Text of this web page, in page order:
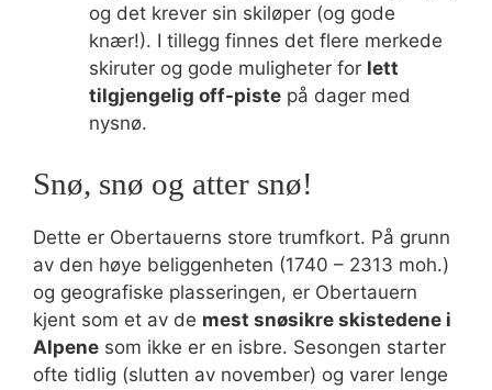
og det krever sin skiløper (og gode
knær!). I tillegg finnes det flere merkede
skiruter og gode muligheter for lett
tilgjengelig off-piste på dager med
nysnø.
Snø, snø og atter snø!
Dette er Obertauerns store trumfkort. På grunn
av den høye beliggenheten (1740 – 2313 moh.)
og geografiske plasseringen, er Obertauern
kjent som et av de mest snøsikre skistedene i
Alpene som ikke er en isbre. Sesongen starter
ofte tidlig (slutten av november) og varer lenge